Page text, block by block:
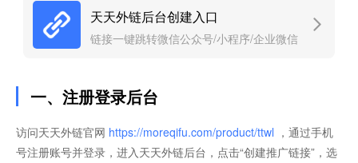
天天外链后台创建入口
链接一键跳转微信公众号/小程序/企业微信
一、注册登录后台
访问天天外链官网 https://moreqifu.com/product/ttwl ，通过手机
号注册账号并登录，进入天天外链后台，点击“创建推广链接”，选